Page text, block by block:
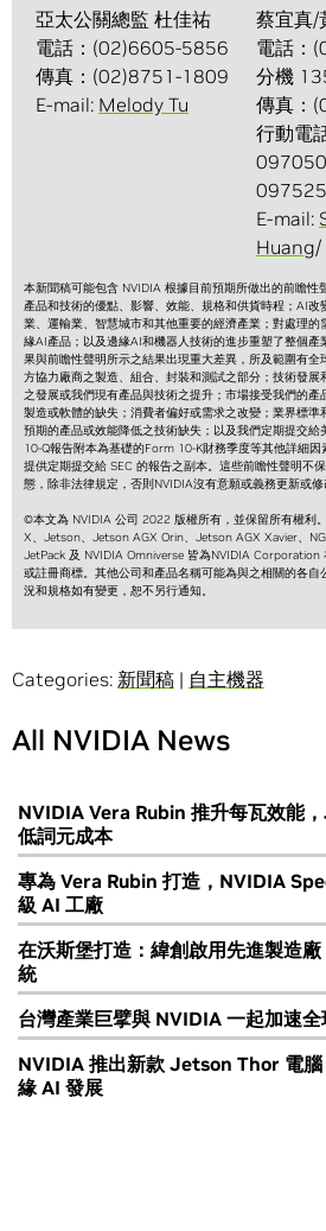
亞太公關總監 杜佳祐
電話：(02)6605-5856
傳真：(02)8751-1809
E-mail: Melody Tu
蔡宜真/
電話：
分機
傳真：
行動電
E-mail:
Huang/
本新聞稿可能包含 NVIDIA 根據目前預期所做出的前瞻
產品和技術的優點、影響、效能、規格和供貨時程；AI改
業、運輸業、智慧城市和其他重要的經濟產業；對處理的
緣AI產品；以及邊緣AI和機器人技術的進步重塑了整個產
果與前瞻性聲明所示之結果出現重大差異，所及範圍有全
方協力廠商之製造、組合、封裝和測試之部分；技術發
之發展或我們現有產品與技術之提升；市場接受我們的產
製造或軟體的缺失；消費者偏好或需求之改變；業界標
預期的產品或效能降低之技術缺失；以及我們定期提交
10-Q報告附本為基礎的Form 10-K財務季度等其他詳細
提供定期提交給 SEC 的報告之副本。這些前瞻性聲明不
態，除非法律規定，否則NVIDIA沒有意願或義務更新或修
©本文為 NVIDIA 公司 2022 版權所有，並保留所有權利
X、Jetson、Jetson AGX Orin、Jetson AGX Xavier、
JetPack 及 NVIDIA Omniverse 皆為NVIDIA Corporation
或註冊商標。其他公司和產品名稱可能為與之相關的各
況和規格如有變更，恕不另行通知。
Categories: 新聞稿 | 自主機器
All NVIDIA News
NVIDIA Vera Rubin 推升每瓦效能
低詞元成本
專為 Vera Rubin 打造，NVIDIA
級 AI 工廠
在沃斯堡打造：緯創啟用先進製造
統
台灣產業巨擘與 NVIDIA 一起加速
NVIDIA 推出新款 Jetson Thor 電
緣 AI 發展